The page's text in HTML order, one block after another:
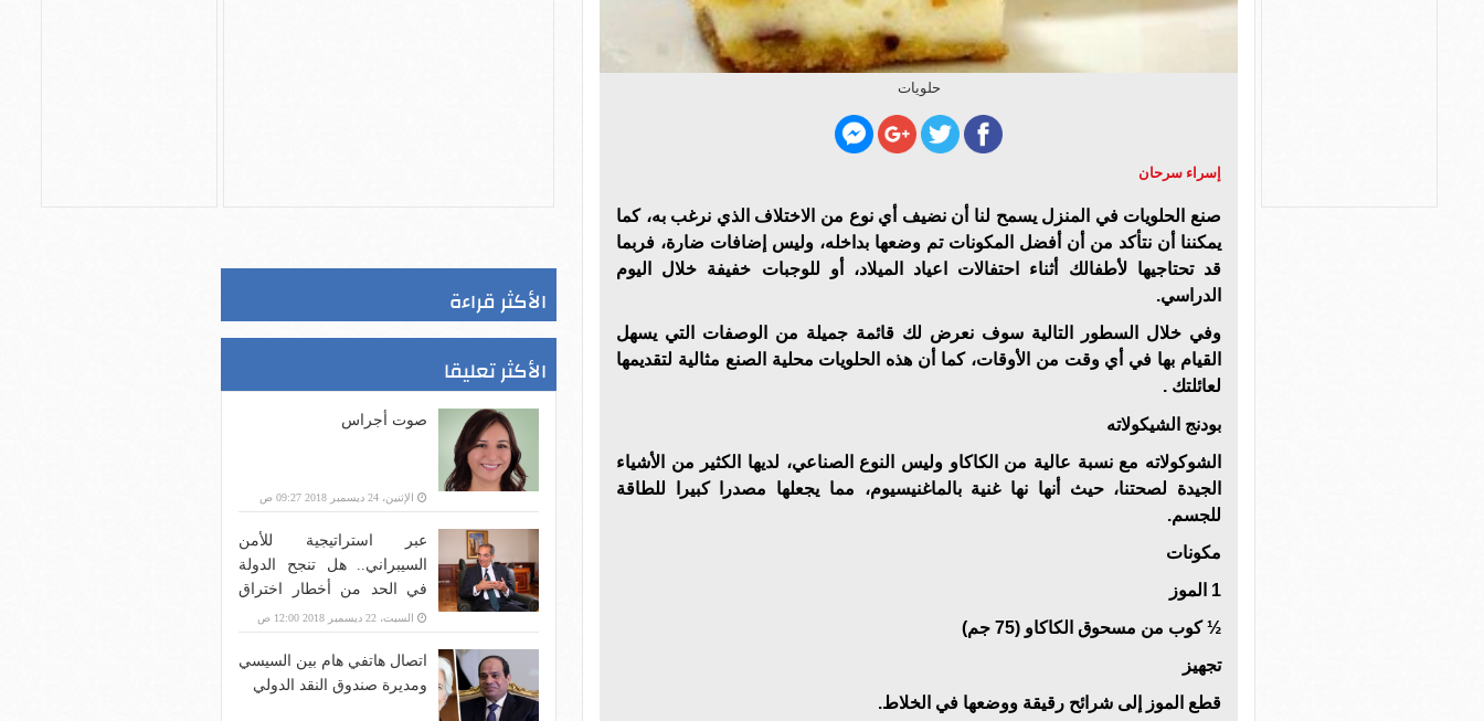
حلويات
إسراء سرحان
صنع الحلويات في المنزل يسمح لنا أن نضيف أي نوع من الاختلاف الذي نرغب به، كما
يمكننا أن نتأكد من أن أفضل المكونات تم وضعها بداخله، وليس إضافات ضارة، فربما
قد تحتاجيها لأطفالك أثناء احتفالات اعياد الميلاد، أو للوجبات خفيفة خلال اليوم
الدراسي.
وفي خلال السطور التالية سوف نعرض لك قائمة جميلة من الوصفات التي يسهل
القيام بها في أي وقت من الأوقات، كما أن هذه الحلويات محلية الصنع مثالية لتقديمها
لعائلتك .
بودنج الشيكولاته
الشوكولاته مع نسبة عالية من الكاكاو وليس النوع الصناعي، لديها الكثير من الأشياء
الجيدة لصحتنا، حيث أنها نها غنية بالماغنيسيوم، مما يجعلها مصدرا كبيرا للطاقة
للجسم.
مكونات
1 الموز
½ كوب من مسحوق الكاكاو (75 جم)
تجهيز
قطع الموز إلى شرائح رقيقة ووضعها في الخلاط.
الأكثر قراءة
الأكثر تعليقا
صوت أجراس
الإثنين، 24 ديسمبر 2018 09:27 ص
عبر استراتيجية للأمن
السيبراني.. هل تنجح الدولة
في الحد من أخطار اختراق
بنية الاتصالات؟
السبت، 22 ديسمبر 2018 12:00 ص
اتصال هاتفي هام بين السيسي
ومديرة صندوق النقد الدولي